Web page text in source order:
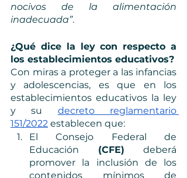
nocivos de la alimentación
inadecuada”.
¿Qué dice la ley con respecto a
los establecimientos educativos?
Con miras a proteger a las infancias
y adolescencias, es que en los
establecimientos educativos la ley
y su decreto reglamentario
151/2022 establecen que:
El Consejo Federal de
Educación (CFE) deberá
promover la inclusión de los